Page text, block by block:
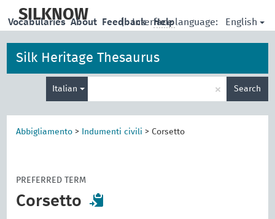
main
SILKNOW | Interface language: English
Vocabularies About Feedback Help
Silk Heritage Thesaurus
Italian × Search
Abbigliamento > Indumenti civili > Corsetto
PREFERRED TERM
Corsetto